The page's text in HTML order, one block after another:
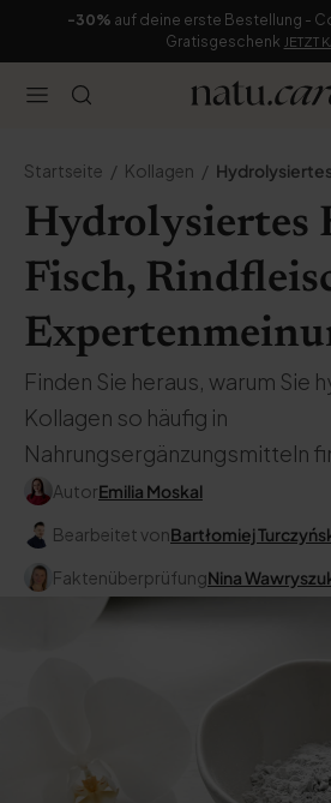
-30% auf deine erste Bestellung -
Gratisgeschenk JETZT
Startseite Kollagen
Hydrolysiertes
Fisch,
Finden Sie heraus, warum Sie
Kollagen so häufig in
Nahrungsergänzungsmitteln
AutorEmilia Moskal
Bearbeitet vonBartłomiej
FaktenüberprüfungNina